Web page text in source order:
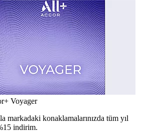
Voyager
markadaki konaklamalarınızda tüm yıl
indirim.